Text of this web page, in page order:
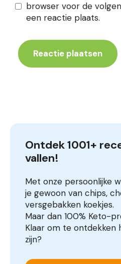
browser voor de
een reactie plaats.
Ontdek 1001+
vallen!
Met onze persoonlijke
je gewoon van chips,
versgebakken koekjes.
Maar dan 100% Keto-
Klaar om te ontdekken
zijn?